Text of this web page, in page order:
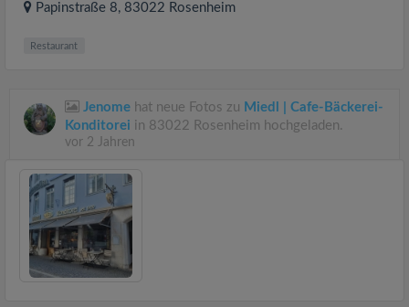
Papinstraße 8, 83022 Rosenheim
Restaurant
Jenome hat neue Fotos zu Miedl | Cafe-Bäckerei-
Konditorei in 83022 Rosenheim hochgeladen.
vor 2 Jahren